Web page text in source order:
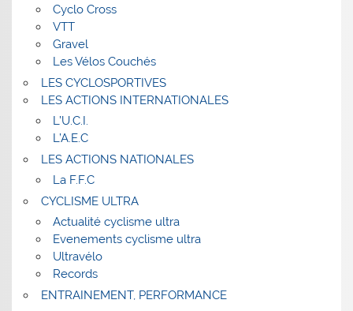
Cyclo Cross
VTT
Gravel
Les Vélos Couchés
LES CYCLOSPORTIVES
LES ACTIONS INTERNATIONALES
L’U.C.I.
L’A.E.C
LES ACTIONS NATIONALES
La F.F.C
CYCLISME ULTRA
Actualité cyclisme ultra
Evenements cyclisme ultra
Ultravélo
Records
ENTRAINEMENT, PERFORMANCE